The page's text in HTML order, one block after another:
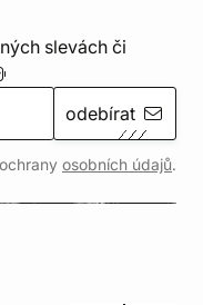
slevách či
odebírat
osobních údajů.